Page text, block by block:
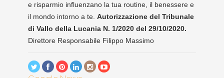
e risparmio influenzano la tua routine, il benessere e
il mondo intorno a te. Autorizzazione del Tribunale
di Vallo della Lucania N. 1/2020 del 29/10/2020.
Direttore Responsabile Filippo Massimo